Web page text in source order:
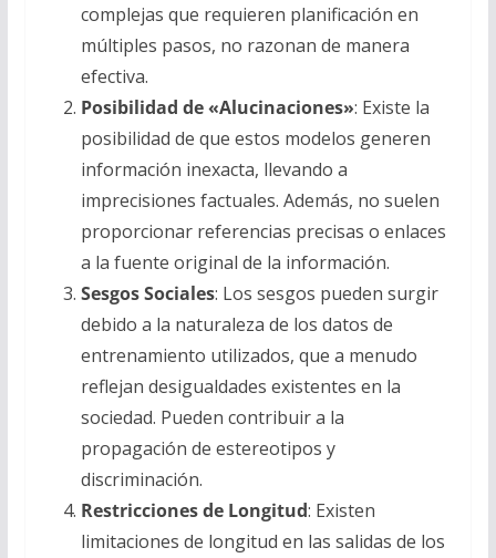
complejas que requieren planificación en
múltiples pasos, no razonan de manera
efectiva.
Posibilidad de «Alucinaciones»: Existe la
posibilidad de que estos modelos generen
información inexacta, llevando a
imprecisiones factuales. Además, no suelen
proporcionar referencias precisas o enlaces
a la fuente original de la información.
SesgosSociales: Los sesgos pueden surgir
debido a la naturaleza de los datos de
entrenamiento utilizados, que a menudo
reflejan desigualdades existentes en la
sociedad. Pueden contribuir a la
propagación de estereotipos y
discriminación.
Restricciones de Longitud: Existen
limitaciones de longitud en las salidas de los